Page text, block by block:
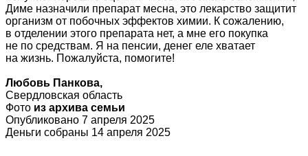
Диме назначили препарат месна, это лекарство защитит
организм от побочных эффектов химии. К сожалению,
в отделении этого препарата нет, а мне его покупка
не по средствам. Я на пенсии, денег еле хватает
на жизнь. Пожалуйста, помогите!
Любовь Панкова,
Свердловская область
Фото из архива семьи
Опубликовано 7 апреля 2025
Деньги собраны 14 апреля 2025